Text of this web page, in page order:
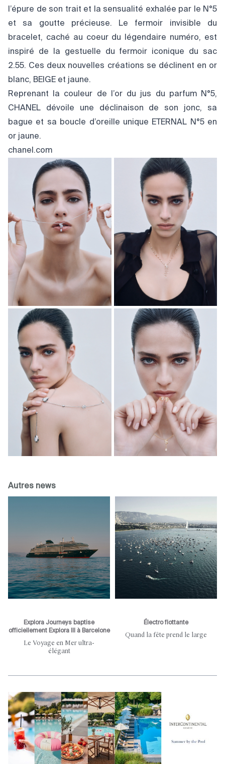
l’épure de son trait et la sensualité exhalée par le N°5
et sa goutte précieuse. Le fermoir invisible du
bracelet, caché au coeur du légendaire numéro, est
inspiré de la gestuelle du fermoir iconique du sac
2.55. Ces deux nouvelles créations se déclinent en or
blanc, BEIGE et jaune.
Reprenant la couleur de l’or du jus du parfum N°5,
CHANEL dévoile une déclinaison de son jonc, sa
bague et sa boucle d’oreille unique ETERNAL N°5 en
or jaune.
chanel.com
Autres news
Explora Journeys baptise
officiellement Explora III à Barcelone
Le Voyage en Mer ultra-
élégant
Électro flottante
Quand la fête prend le large